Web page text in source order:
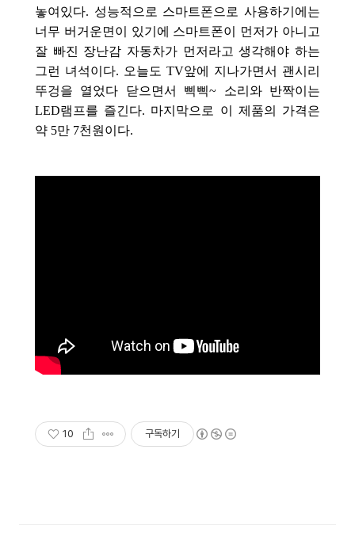
놓여있다. 성능적으로 스마트폰으로 사용하기에는
너무 버거운면이 있기에 스마트폰이 먼저가 아니고
잘 빠진 장난감 자동차가 먼저라고 생각해야 하는
그런 녀석이다. 오늘도 TV앞에 지나가면서 괜시리
뚜겅을 열었다 닫으면서 삑삑~ 소리와 반짝이는
LED램프를 즐긴다. 마지막으로 이 제품의 가격은
약 5만 7천원이다.
10 구독하기